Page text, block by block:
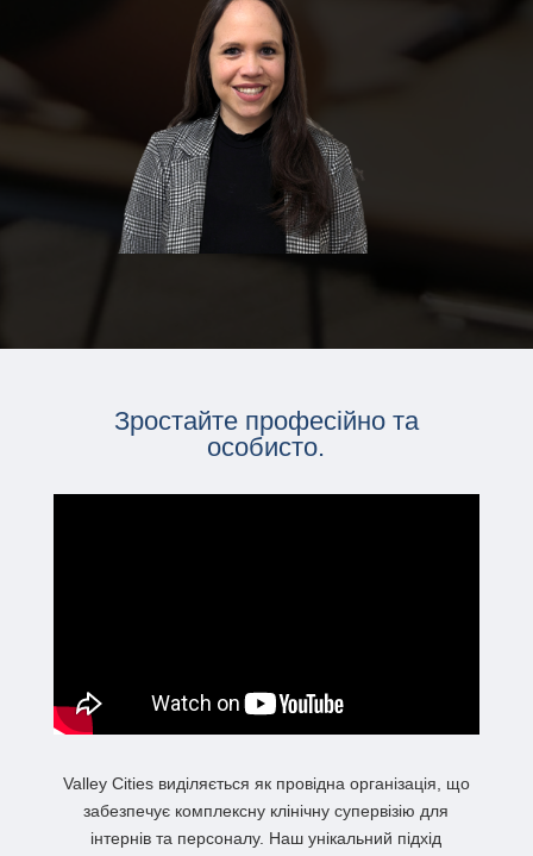
Зростайте професійно та
особисто.
Valley Cities виділяється як провідна організація, що
забезпечує комплексну клінічну супервізію для
інтернів та персоналу. Наш унікальний підхід